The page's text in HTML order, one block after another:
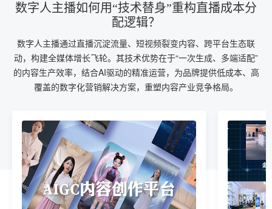
数字人主播如何用“技术替身”重构直播成本分
配逻辑？
数字人主播通过直播沉淀流量、短视频裂变内容、跨平台生态联
动，构建全媒体增长飞轮。其技术优势在于“一次生成、多端适配”
的内容生产效率，结合AI驱动的精准运营，为品牌提供低成本、高
覆盖的数字化营销解决方案，重塑内容产业竞争格局。